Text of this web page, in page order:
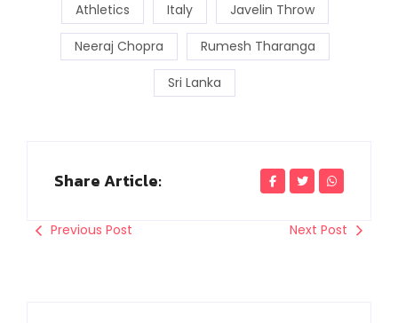
Athletics Italy Javelin Throw
Neeraj Chopra Rumesh Tharanga
Sri Lanka
Share Article:
Previous Post Next Post